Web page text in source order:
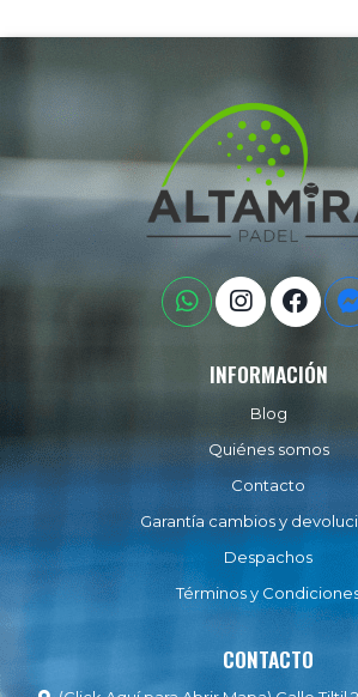
INFORMACIÓN
Blog
Quiénes somos
Contacto
Garantía cambios y
Despachos
Términos y
CONTACTO